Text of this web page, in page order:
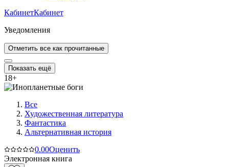
КабинетКабинет
Уведомления
Отметить все как прочитанные
Показать ещё
18+
Все
Художественная литература
Фантастика
Альтернативная история
0.00Оценить
Электронная книга